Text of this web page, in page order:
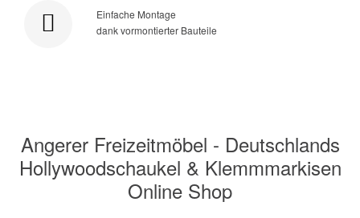
Einfache Montage
dank vormontierter Bauteile
Angerer Freizeitmöbel - Deutschlands
Hollywoodschaukel & Klemmmarkisen
Online Shop